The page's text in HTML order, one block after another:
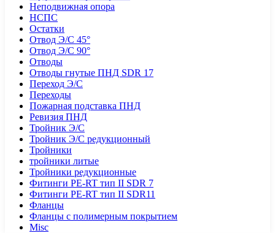
Неподвижная опора
НСПС
Остатки
Отвод Э/С 45°
Отвод Э/С 90°
Отводы
Отводы гнутые ПНД SDR 17
Переход Э/С
Переходы
Пожарная подставка ПНД
Ревизия ПНД
Тройник Э/С
Тройник Э/С редукционный
Тройники
тройники литые
Тройники редукционные
Фитинги PE-RT тип II SDR 7
Фитинги PE-RT тип II SDR11
Фланцы
Фланцы с полимерным покрытием
Misc